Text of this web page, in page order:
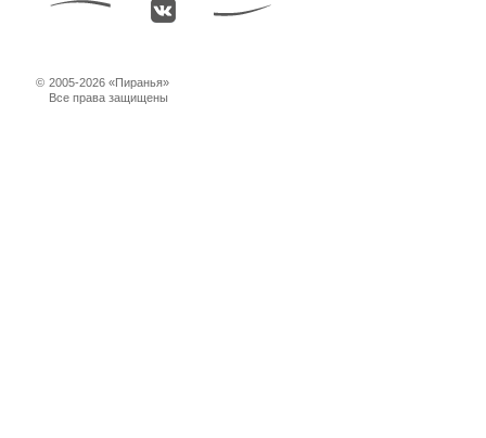
© 2005-2026 «Пиранья»
Все права защищены